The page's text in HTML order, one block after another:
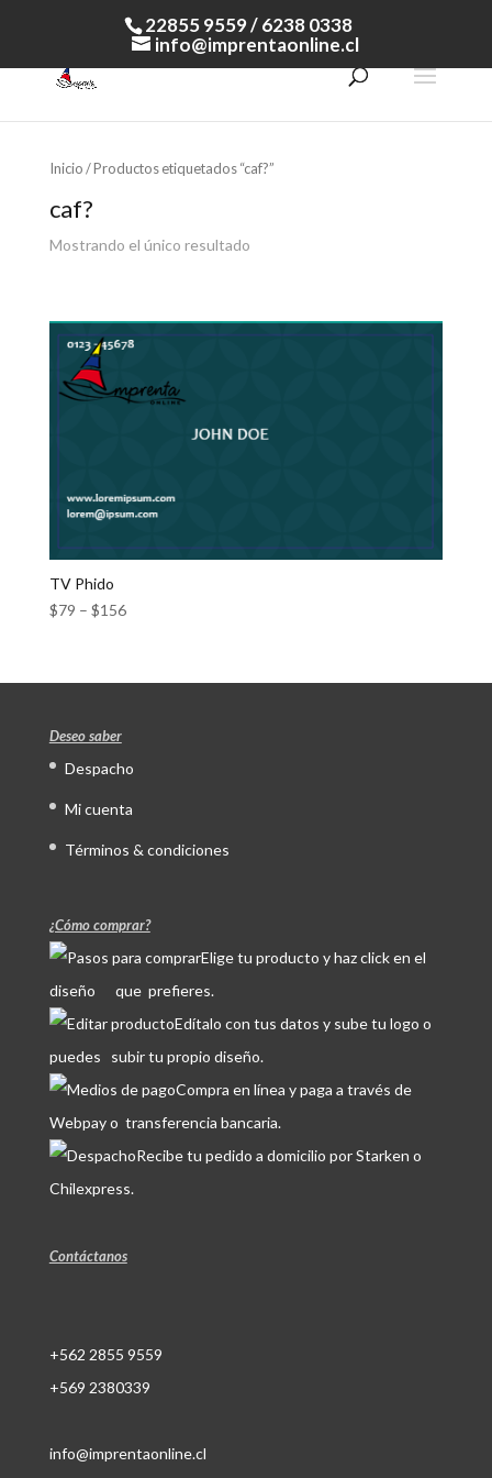
22855 9559 / 6238 0338
info@imprentaonline.cl
Inicio/ Productos etiquetados “caf?”
caf?
Mostrando el único resultado
TV Phido
$79 – $156
Deseo saber
Despacho
Mi cuenta
Términos & condiciones
¿Cómo comprar?
Elige tu producto y haz click en el
diseño que prefieres.
Edítalo con tus datos y sube tu logo o
puedes subir tu propio diseño.
Compra en línea y paga a través de
Webpay o transferencia bancaria.
Recibe tu pedido a domicilio por Starken o
Chilexpress.
Contáctanos
+562 2855 9559
+569 2380339
info@imprentaonline.cl